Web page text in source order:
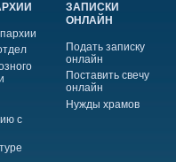
с
ЗАПИСКИ
ОНЛАЙН
Подать записку
онлайн
Поставить свечу
онлайн
Нужды храмов